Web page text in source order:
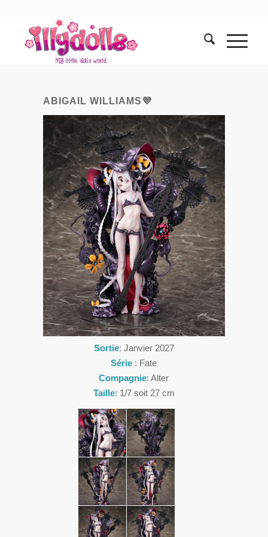
ABIGAIL WILLIAMS💜
Sortie: Janvier 2027
Série : Fate
Compagnie: Alter
Taille: 1/7 soit 27 cm